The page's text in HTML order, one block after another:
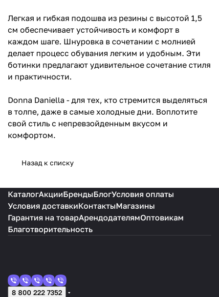
Легкая и гибкая подошва из резины с высотой 1,5
см обеспечивает устойчивость и комфорт в
каждом шаге. Шнуровка в сочетании с молнией
делает процесс обувания легким и удобным. Эти
ботинки предлагают удивительное сочетание стиля
и практичности.
Donna Daniella - для тех, кто стремится выделяться
в толпе, даже в самые холодные дни. Воплотите
свой стиль с непревзойденным вкусом и
комфортом.
Назад к списку
КаталогАкцииБрендыБлогУсловия оплаты
Условия доставкиКонтактыМагазины
Гарантия на товарАрендодателямОптовикам
Благотворительность
8 800 222 7352